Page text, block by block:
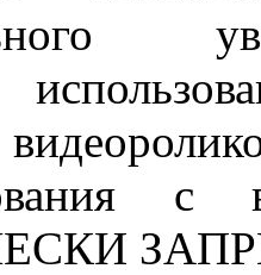
с